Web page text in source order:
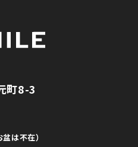
町8-3
は不在）